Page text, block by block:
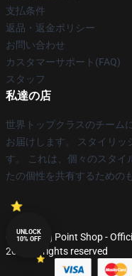
支払条件
返品・返金ポリシー
お問い合わせ
カスタマーサポート(FAQ)
スタッフ
私達の店
世界トップクラスのチーム
お届けします。 スタイリッ
す。 これは、個々のスタイ
たの個性を共有するための
© Running Point Shop -
2026 all rights reserved
UNLOCK
10% OFF